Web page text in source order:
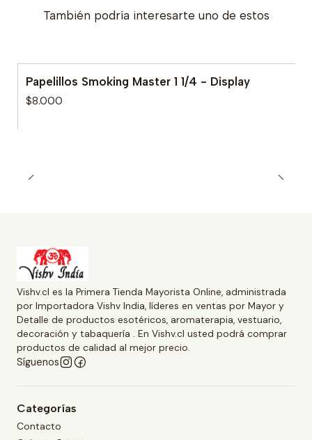
También podría interesarte uno de estos
Papelillos Smoking Master 1 1/4 - Display
$8.000
Vishv.cl es la Primera Tienda Mayorista Online, administrada
por Importadora Vishv India, líderes en ventas por Mayor y
Detalle de productos esotéricos, aromaterapia, vestuario,
decoración y tabaquería . En Vishv.cl usted podrá comprar
productos de calidad al mejor precio.
Síguenos
Categorías
Contacto